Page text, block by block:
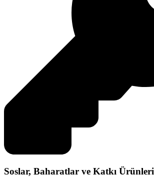
Soslar, Baharatlar ve Katkı Ürünleri